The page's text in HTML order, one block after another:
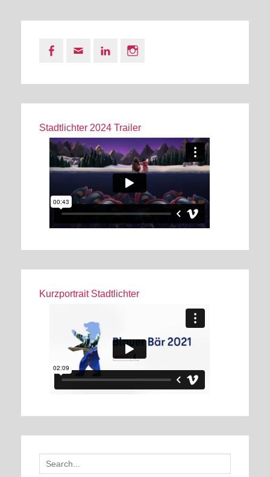
Facebook
Email LinkedIn
Stadtlichter 2024 Trailer
Kurzportrait Stadtlichter
Search
for: